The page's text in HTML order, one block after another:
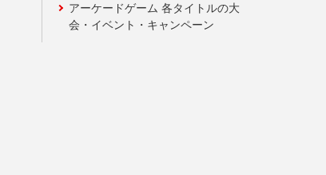
アーケードゲーム 各タイトルの大
会・イベント・キャンペーン